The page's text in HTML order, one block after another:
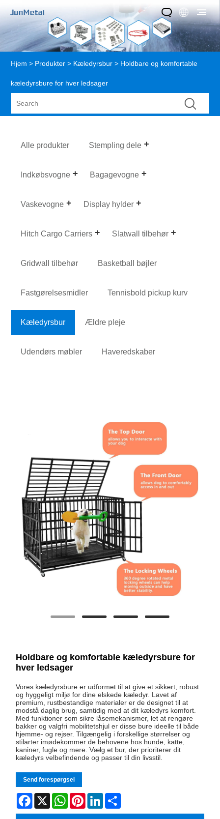
Hjem > Produkter > Kæledyrsbur > Holdbare og komfortable
kæledyrsbure for hver ledsager
Alle produkter Stempling dele
Indkøbsvogne Bagagevogne
Vaskevogne Display hylder
Hitch Cargo Carriers Slatwall tilbehør
Gridwall tilbehør Basketball bøjler
Fastgørelsesmidler Tennisbold pickup kurv
Kæledyrsbur Ældre pleje
Udendørs møbler Haveredskaber
Holdbare og komfortable kæledyrsbure for
hver ledsager
Vores kæledyrsbure er udformet til at give et sikkert, robust
og hyggeligt miljø for dine elskede kæledyr. Lavet af
premium, rustbestandige materialer er de designet til at
modstå daglig brug, samtidig med at dit kæledyrs komfort.
Med funktioner som sikre låsemekanismer, let at rengøre
bakker og valgfri mobilitetshjul er disse bure ideelle til både
hjemme- og rejser. Tilgængelig i forskellige størrelser og
stilarter imødekommer de behovene hos hunde, katte,
kaniner, fugle og mere. Vælg et bur, der prioriterer dit
kæledyrs velbefindende og passer til din livsstil.
Send forespørgsel
Facebook
X WhatsAppPinterestLinkedIn